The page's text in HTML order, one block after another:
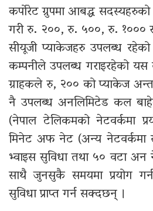
कर्पोरेट ग्रुपमा आबद्ध
गरी रु. २००, रु. ५००, रु. १०००
सीयूजी प्याकेजहरु उपलब्ध
कम्पनीले उपलब्ध गराइरहेको यस
ग्राहकले रु, २०० को प्याकेज
नै उपलब्ध अनलिमिटेड कल
(नेपाल टेलिकमको नेटवर्कमा
मिनेट अफ नेट (अन्य नेटवर्कमा
भ्वाइस सुविधा तथा ५० वटा
साथै जुनसुकै समयमा प्रयोग
सुविधा प्राप्त गर्न सक्दछन् ।